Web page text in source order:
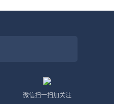
微信扫一扫加关注